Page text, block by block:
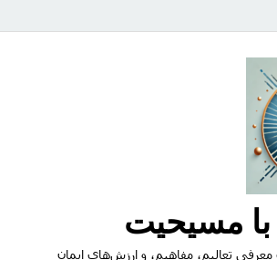
با مسیحیت
تعالیم، مفاهیم، و ارزش‌های ایمان